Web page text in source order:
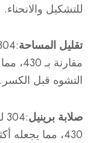
للتشكيل والانحناء.
تقليل المساحة
التشوه قبل الكسر.
صلابة برينيل
430، مما يجعله